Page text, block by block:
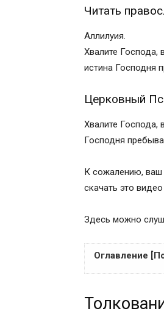
Читать
Аллилуия.
Хвалите Господа,
истина Господня
Церковный
Хвалите Господа,
Господня
К сожалению, ваш
скачать это
Здесь можно
Оглавление
Читать